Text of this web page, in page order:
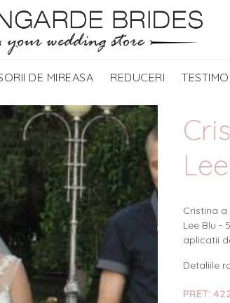
DE MIREASA REDUCERI
Cristina
Lee Blu -
aplicatii
Detaliile
PRET: